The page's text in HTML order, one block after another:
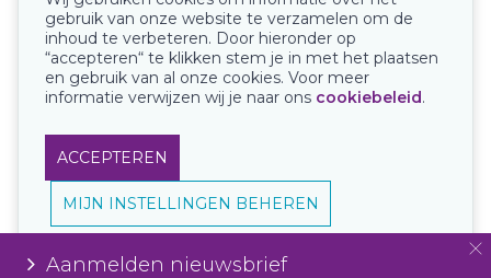
Onze keurmerken
Aanmelden nieuwsbrief
gebruik van onze website te verzamelen om de
inhoud te verbeteren. Door hieronder op
“accepteren“ te klikken stem je in met het plaatsen
en gebruik van al onze cookies. Voor meer
informatie verwijzen wij je naar ons cookiebeleid.
ACCEPTEREN
MIJN INSTELLINGEN BEHEREN